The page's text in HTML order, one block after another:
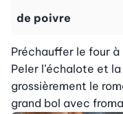
de poivre
Préchauffer le four
Peler l’échalote et
grossièrement le
grand bol avec